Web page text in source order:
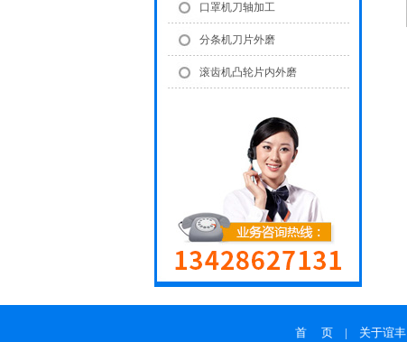
口罩机刀轴加工
分条机刀片外磨
滚齿机凸轮片内外磨
首 页 | 关于谊丰